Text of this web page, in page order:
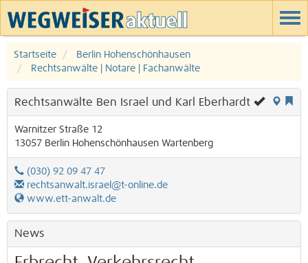
Startseite
Berlin Hohenschönhausen
Rechtsanwälte | Notare | Fachanwälte
Rechtsanwälte Ben Israel und Karl Eberhardt
Warnitzer Straße 12
13057 Berlin Hohenschönhausen Wartenberg
(030) 92 09 47 47
rechtsanwalt.israel@t-online.de
www.ett-anwalt.de
News